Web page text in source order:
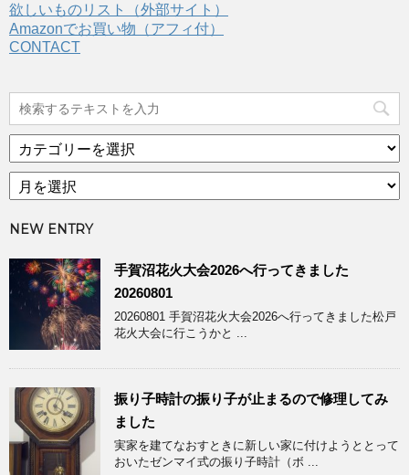
欲しいものリスト（外部サイト）
Amazonでお買い物（アフィ付）
CONTACT
テ
ゴ
リ
ア
ー
イ
ブ
NEW ENTRY
手賀沼花火大会2026へ行ってきました
20260801
20260801 手賀沼花火大会2026へ行ってきました松戸
花火大会に行こうかと ...
振り子時計の振り子が止まるので修理してみ
ました
実家を建てなおすときに新しい家に付けようととって
おいたゼンマイ式の振り子時計（ボ ...